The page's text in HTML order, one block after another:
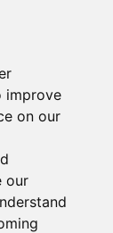
improve
on our
our
CONDICIONES